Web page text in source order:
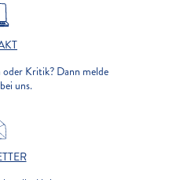
oder Kritik? Dann melde
uns.